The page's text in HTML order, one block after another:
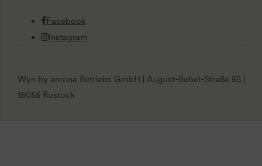
Facebook
Instagram
Wyn by arcona Betriebs GmbH | August-Bebel-Straße 55 |
18055 Rostock